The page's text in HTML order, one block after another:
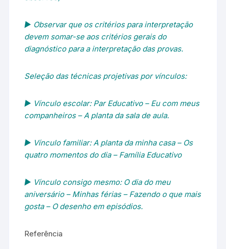
► Observar que os critérios para interpretação
devem somar-se aos critérios gerais do
diagnóstico para a interpretação das provas.
Seleção das técnicas projetivas por vínculos:
► Vínculo escolar: Par Educativo – Eu com meus
companheiros – A planta da sala de aula.
► Vínculo familiar: A planta da minha casa – Os
quatro momentos do dia – Família Educativo
► Vínculo consigo mesmo: O dia do meu
aniversário – Minhas férias – Fazendo o que mais
gosta – O desenho em episódios.
Referência